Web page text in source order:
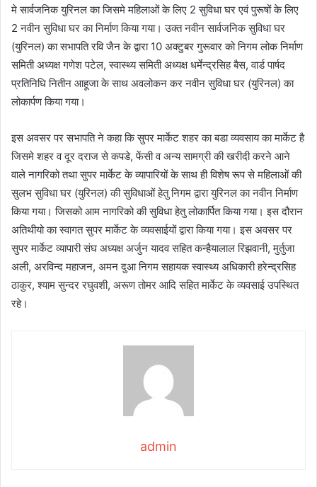
मे सार्वजनिक युरिनल का जिसमे महिलाओं के लिए 2 सुविधा घर एवं पुरूषों के लिए
2 नवीन सुविधा घर का निर्माण किया गया। उक्त नवीन सार्वजनिक सुविधा घर
(युरिनल) का सभापति रवि जैन के द्वारा 10 अक्टुबर गुरूवार को निगम लोक निर्माण
समिती अध्यक्ष गणेश पटेल, स्वास्थ्य समिती अध्यक्ष धर्मेन्द्रसिह बैस, वार्ड पार्षद
प्रतिनिधि नितीन आहूजा के साथ अवलोकन कर नवीन सुविधा घर (युरिनल) का
लोकार्पण किया गया।
इस अवसर पर सभापति ने कहा कि सुपर मार्केट शहर का बडा व्यवसाय का मार्केट है
जिसमे शहर व दूर दराज से कपडे, फेंसी व अन्य सामग्री की खरीदी करने आने
वाले नागरिको तथा सुपर मार्केट के व्यापारियों के साथ ही विशेष रूप से महिलाओं की
सुलभ सुविधा घर (युरिनल) की सुविधाओं हेतु निगम द्वारा युरिनल का नवीन निर्माण
किया गया। जिसको आम नागरिको की सुविधा हेतु लोकार्पित किया गया। इस दौरान
अतिथीयो का स्वागत सुपर मार्केट के व्यवसाईयों द्वारा किया गया। इस अवसर पर
सुपर मार्केट व्यापारी संघ अध्यक्ष अर्जुन यादव सहित कन्हैयालाल रिझवानी, मुर्तुजा
अली, अरविन्द महाजन, अमन दुआ निगम सहायक स्वास्थ्य अधिकारी हरेन्द्रसिह
ठाकुर, श्याम सुन्दर रघुवशी, अरूण तोमर आदि सहित मार्केट के व्यवसाई उपस्थित
रहे।
admin